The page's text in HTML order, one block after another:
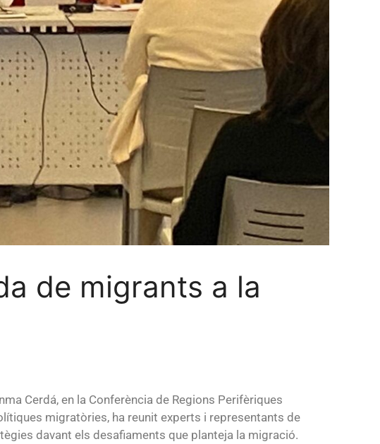
de migrants a la
Cerdá, en la Conferència de Regions Perifèriques
migratòries, ha reunit experts i representants de
davant els desafiaments que planteja la migració.